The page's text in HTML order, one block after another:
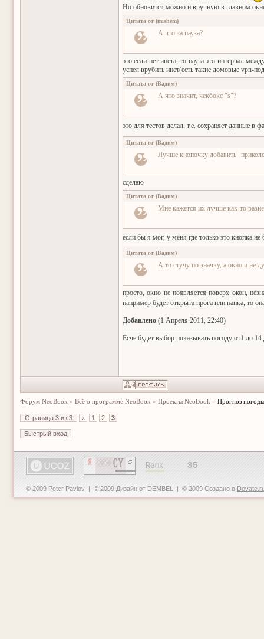
Но обновится можно и вручную в главном
Цитата от (mishem)
А что за пауза?
это если нет инета, то пауза это интервал
успел врубить инет(есть такие домовые vpn-
Цитата от (Вадим)
А что значит, чекбокс "s"?
это для тестов делал, т.е. сохраняет данные
Цитата от (Вадим)
Лучше кнопочку добавить
сделаю
Цитата от (Вадим)
Мне кажется их лучше как-то
если бы я мог, у меня где только это кнопка
Цитата от (Вадим)
А то стучу по значку, а окно и не
просто, окно не появляется поверх окон,
например будет открыта прога или папка, то
Добавлено (1 Апреля 2011, 22:40)
---------------------------------------------
Есче будет выбор показывать погоду от1 до 14
Форум NeoBook » Всё о программе NeoBook » Проекты NeoBook » Прогноз погоды
Страница 3 из 3 « 1 2 3
© 2009 Peter Pavlov | © 2009 Дизайн от DEMBEL | © 2009 Создано в